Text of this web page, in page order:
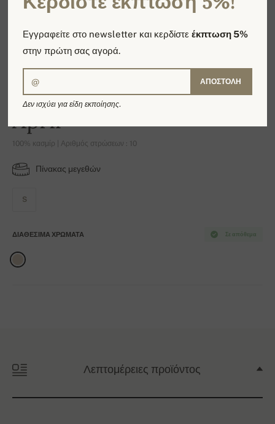
April
100% κασμίρ | Αριθμός στρώσεων : 10
Πίνακας μεγεθών
S
Σε απόθεμα
ΔΙΑΘΈΣΙΜΑ ΧΡΏΜΑΤΑ
Λεπτομέρειες προϊόντος
Εγγραφείτε στο newsletter και κερδίστεέκπτωση 5%
στην πρώτη σας αγορά.
ΑΠΟΣΤΟΛΉ
Δεν ισχύει για είδη εκποίησης.